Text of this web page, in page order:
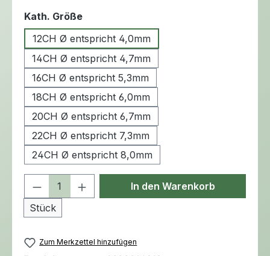
Kath. Größeauswählen
12CH Ø entspricht 4,0mm
14CH Ø entspricht 4,7mm
16CH Ø entspricht 5,3mm
18CH Ø entspricht 6,0mm
20CH Ø entspricht 6,7mm
22CH Ø entspricht 7,3mm
24CH Ø entspricht 8,0mm
Produkt Anzahl: Gib den
Stück
In den Warenkorb
Zum Merkzettel hinzufügen